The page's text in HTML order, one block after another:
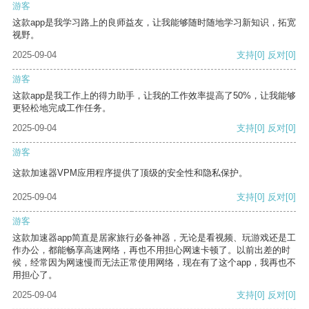
游客
这款app是我学习路上的良师益友，让我能够随时随地学习新知识，拓宽
视野。
2025-09-04
支持[0] 反对[0]
游客
这款app是我工作上的得力助手，让我的工作效率提高了50%，让我能够
更轻松地完成工作任务。
2025-09-04
支持[0] 反对[0]
游客
这款加速器VPM应用程序提供了顶级的安全性和隐私保护。
2025-09-04 支持[0] 反对[0]
游客
这款加速器app简直是居家旅行必备神器，无论是看视频、玩游戏还是工
作办公，都能畅享高速网络，再也不用担心网速卡顿了。以前出差的时
候，经常因为网速慢而无法正常使用网络，现在有了这个app，我再也不
用担心了。
2025-09-04
支持[0] 反对[0]